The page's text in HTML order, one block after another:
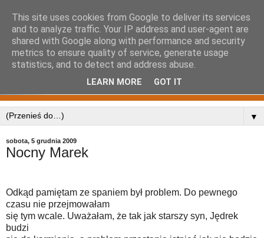
▼
sobota, 5 grudnia 2009
Nocny Marek
Odkąd pamiętam ze spaniem był problem. Do pewnego
czasu nie przejmowałam
się tym wcale. Uważałam, że tak jak starszy syn, Jędrek
budzi
This site uses cookies from Google to deliver its services
and to analyze traffic. Your IP address and user-agent are
shared with Google along with performance and security
metrics to ensure quality of service, generate usage
statistics, and to detect and address abuse.
LEARN MORE GOT IT